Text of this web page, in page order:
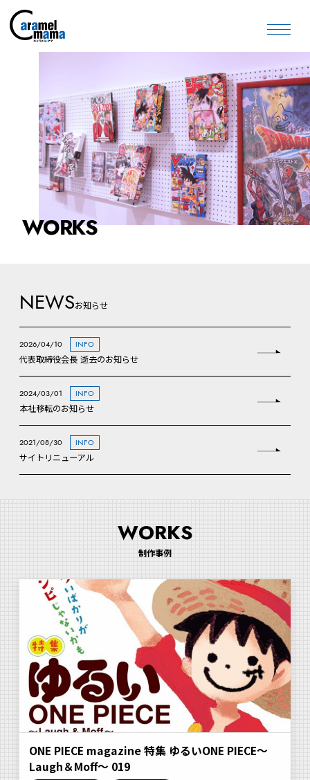
WORKS
NEWSお知らせ
2026/04/10 INFO
代表取締役会長 逝去のお知らせ
2024/03/01 INFO
本社移転のお知らせ
2021/08/30 INFO
サイトリニューアル
WORKS
制作事例
ONE PIECE magazine 特集 ゆるいONE PIECE～
Laugh＆Moff～ 019